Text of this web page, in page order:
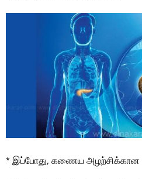
* இப்போது, ​​கணைய